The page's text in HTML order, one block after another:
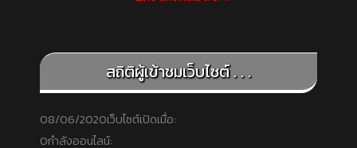
สถิติผู้เข้าชมเว็บไซต์ . . .
08/06/2020เว็บไซต์เปิดเมื่อ:
0กำลังออนไลน์: